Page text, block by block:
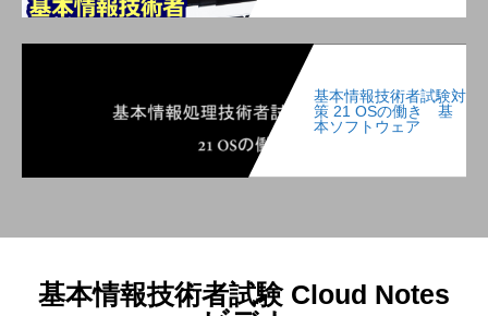
基本情報技術者試験対
策 21 OSの働き 基
本ソフトウェア
基本情報技術者試験 Cloud Notes